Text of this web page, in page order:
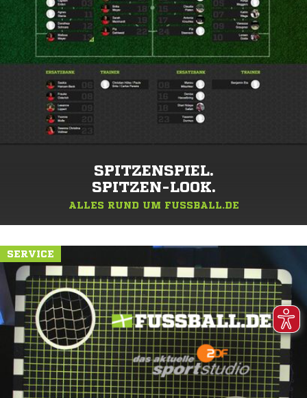
SPITZENSPIEL.
SPITZEN-LOOK.
ALLES RUND UM FUSSBALL.DE
SERVICE